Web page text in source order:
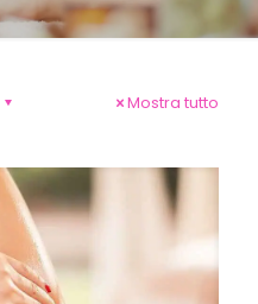
Mostra tutto